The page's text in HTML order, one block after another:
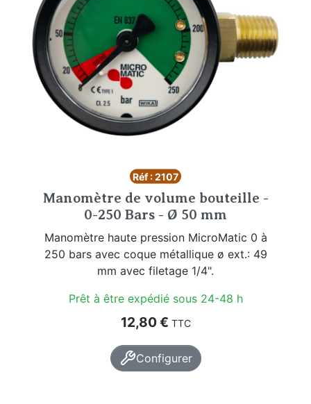
Réf : 2107
Manomètre de volume bouteille -
0-250 Bars - Ø 50 mm
Manomètre haute pression MicroMatic 0 à
250 bars avec coque métallique ø ext.: 49
mm avec filetage 1/4".
Prêt à être expédié sous 24-48 h
Prix
12,80 € TTC
Configurer